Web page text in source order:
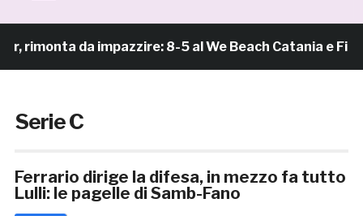
rimonta da impazzire: 8-5 al We Beach Catania e Finale
Serie C
Ferrario dirige la difesa, in mezzo fa tutto
Lulli: le pagelle di Samb-Fano